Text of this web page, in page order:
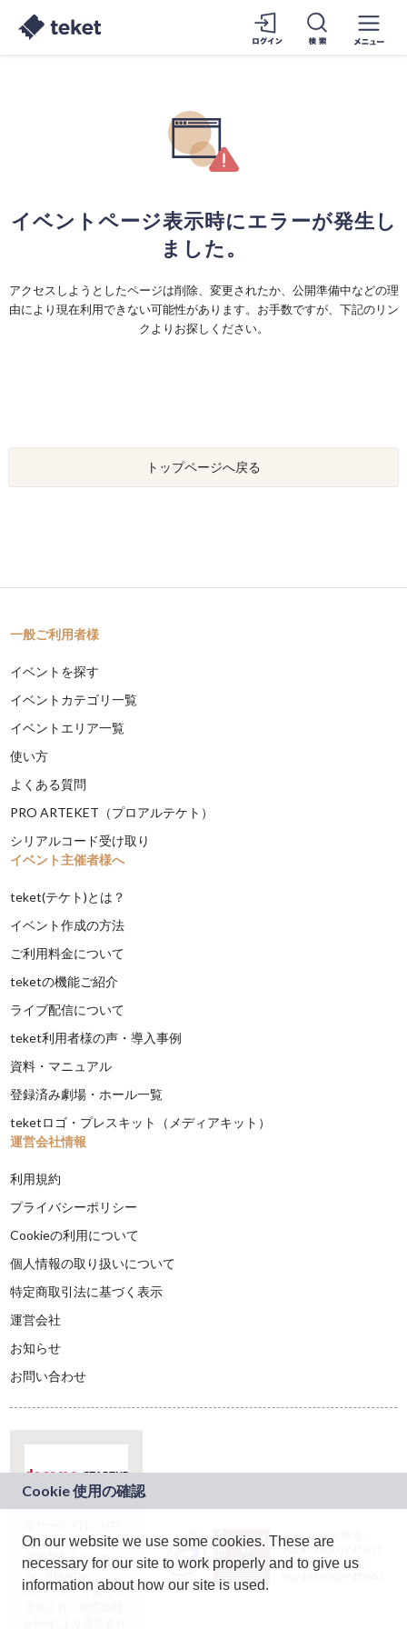
イベントページ表示時にエラーが発生し
ました。
アクセスしようとしたページは削除、変更されたか、公開準備中などの理
由により現在利用できない可能性があります。お手数ですが、下記のリン
クよりお探しください。
トップページへ戻る
一般ご利用者様
イベントを探す
イベントカテゴリ一覧
イベントエリア一覧
使い方
よくある質問
PRO ARTEKET（プロアルテケト）
シリアルコード受け取り
イベント主催者様へ
teket(テケト)とは？
イベント作成の方法
ご利用料金について
teketの機能ご紹介
ライブ配信について
teket利用者様の声・導入事例
資料・マニュアル
登録済み劇場・ホール一覧
teketロゴ・プレスキット（メディアキット）
運営会社情報
利用規約
プライバシーポリシー
Cookieの利用について
個人情報の取り扱いについて
特定商取引法に基づく表示
運営会社
お知らせ
お問い合わせ
ドコモグループの新
規事業創出プログラ
ム「docomo
STARTUP」を通じて
JASRAC許諾番号：
9024936001Y45037
JASRAC許諾番号：
On our website we use some cookies. These are
necessary for our site to work properly and to give us
information about how our site is used.